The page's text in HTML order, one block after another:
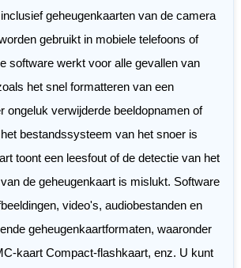
geheugenkaarten van de camera
gebruikt in mobiele telefoons of
software werkt voor alle gevallen van
het snel formatteren van een
ongeluk verwijderde beeldopnamen of
bestandssysteem van het snoer is
toont een leesfout of de detectie van het
de geheugenkaart is mislukt. Software
video's, audiobestanden en
geheugenkaartformaten, waaronder
kaart Compact-flashkaart, enz. U kunt